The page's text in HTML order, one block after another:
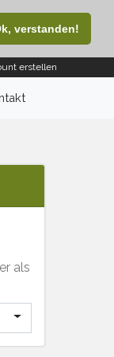
verstanden!
erstellen
als